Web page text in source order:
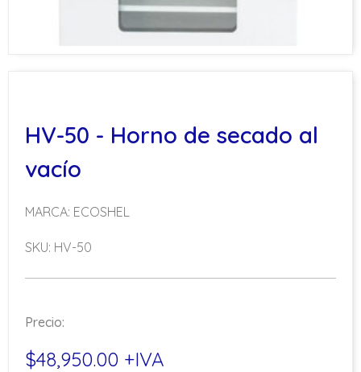
HV-50 - Horno de secado al
vacío
MARCA: ECOSHEL
SKU: HV-50
Precio:
$48,950.00 +IVA